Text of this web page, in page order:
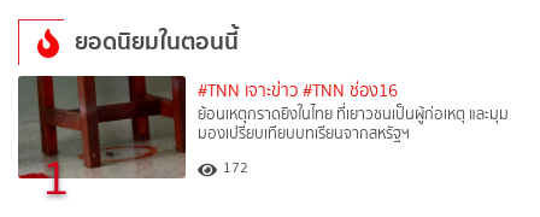
ยอดนิยมในตอนนี้
1
#TNN เจาะข่าว #TNN ช่อง16
ย้อนเหตุกราดยิงในไทย ที่เยาวชนเป็นผู้ก่อเหตุ และมุม
มองเปรียบเทียบบทเรียนจากสหรัฐฯ
172